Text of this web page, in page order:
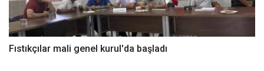
Fıstıkçılar mali genel kurul'da başladı